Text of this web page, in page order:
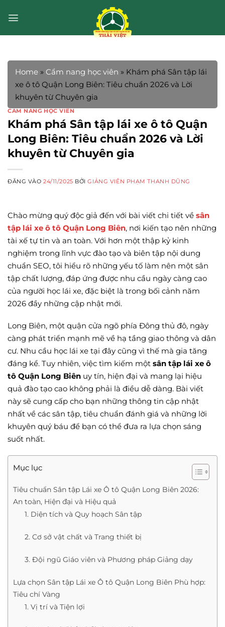
qua
Home » Cẩm nang học viên » Khám phá Sân tập lái
xe ô tô Quận Long Biên: Tiêu chuẩn 2026 và Lời
khuyên từ Chuyên gia
CẨM NANG HỌC VIÊN
Khám phá Sân tập lái xe ô tô Quận
Long Biên: Tiêu chuẩn 2026 và Lời
khuyên từ Chuyên gia
ĐĂNG VÀO24/11/2025 BỞIGIẢNG VIÊN PHẠM THANH DŨNG
Chào mừng quý độc giả đến với bài viết chi tiết về sân
tập lái xe ô tô Quận Long Biên, nơi kiến tạo nên những
tài xế tự tin và an toàn. Với hơn một thập kỷ kinh
nghiệm trong lĩnh vực đào tạo và biên tập nội dung
chuẩn SEO, tôi hiểu rõ những yếu tố làm nên một sân
tập chất lượng, đáp ứng được nhu cầu ngày càng cao
của người học lái xe, đặc biệt là trong bối cảnh năm
2026 đầy những cập nhật mới.
Long Biên, một quận cửa ngõ phía Đông thủ đô, ngày
càng phát triển mạnh mẽ về hạ tầng giao thông và dân
cư. Nhu cầu học lái xe tại đây cũng vì thế mà gia tăng
đáng kể. Tuy nhiên, việc tìm kiếm một sân tập lái xe ô
tô Quận Long Biên uy tín, hiện đại và mang lại hiệu
quả đào tạo cao không phải là điều dễ dàng. Bài viết
này sẽ cung cấp cho bạn những thông tin cập nhật
nhất về các sân tập, tiêu chuẩn đánh giá và những lời
khuyên quý báu để bạn có thể đưa ra lựa chọn sáng
suốt nhất.
Mục lục
Tiêu chuẩn Sân tập Lái xe Ô tô Quận Long Biên 2026:
An toàn, Hiện đại và Hiệu quả
1. Diện tích và Quy hoạch Sân tập
2. Cơ sở vật chất và Trang thiết bị
3. Đội ngũ Giáo viên và Phương pháp Giảng dạy
Lựa chọn Sân tập Lái xe Ô tô Quận Long Biên Phù hợp:
Tiêu chí Vàng
1. Vị trí và Tiện lợi